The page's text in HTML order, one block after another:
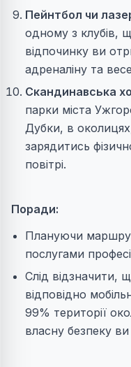
Пейнтбол чи
одному з клубів,
відпочинку ви
адреналіну та
Скандинавська
парки міста
Дубки, в
зарядитись
повітрі.
Поради:
Плануючи
послугами
Слід відзначити,
відповідно
99% території
власну безпеку